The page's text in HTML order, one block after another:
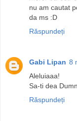
nu am cautat
da ms :D
Răspundeți
Gabi Lipan 8
Aleluiaaa!
Sa-ti dea
Răspundeți